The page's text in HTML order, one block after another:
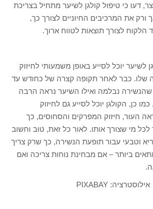
דעו כי טיפול קולגן לשיער מתחיל בצריכת
ורק את המרכיבים החיוניים לצורך כך,
לצורך תוצאות לטווח ארוך.
לשיער יוכל לסייע באופן משמעותי לחיזוק
שלו. כבר לאחר תקופה קצרה של כחודש עד
שהנשירה נבלמה ואילו השיער נראה הרבה
כן, הקולגן יוכל לסייע גם לחיזוק
העור, חיזוק המפרקים והסחוסים, כך
מי שצורך אותו. לאור כל זאת, טוב וחשוב
וטבעי עבור תופעת הנשירה, כך שרק צריך
ביותר – אם מבחינת נוחות צריכה ואם
אילוסטרציה: PIXABAY